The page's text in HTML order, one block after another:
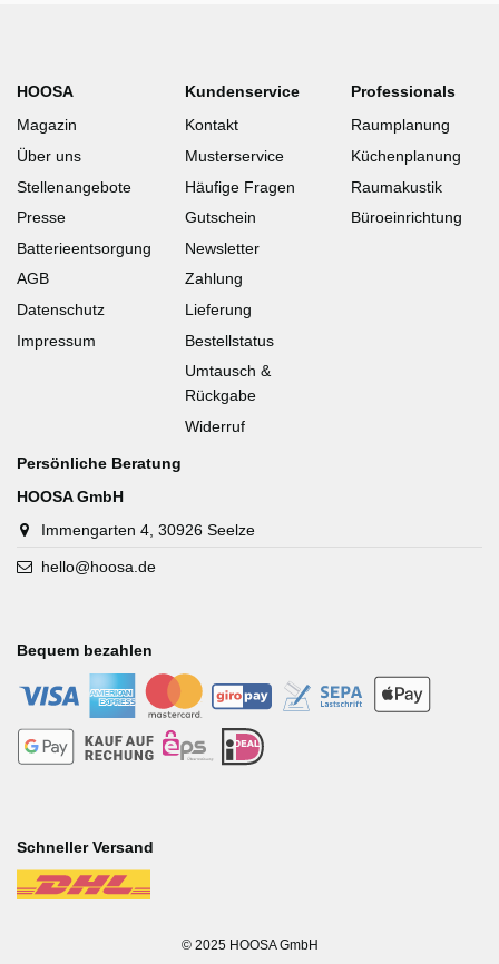
HOOSA
Magazin
Über uns
Stellenangebote
Presse
Batterieentsorgung
AGB
Datenschutz
Impressum
Kundenservice
Kontakt
Musterservice
Häufige Fragen
Gutschein
Newsletter
Zahlung
Lieferung
Bestellstatus
Umtausch &
Rückgabe
Widerruf
Professionals
Raumplanung
Küchenplanung
Raumakustik
Büroeinrichtung
Persönliche Beratung
HOOSA GmbH
Immengarten 4, 30926 Seelze
hello@hoosa.de
Bequem bezahlen
-
- - - -
- - - -
Schneller Versand
© 2025 HOOSA GmbH